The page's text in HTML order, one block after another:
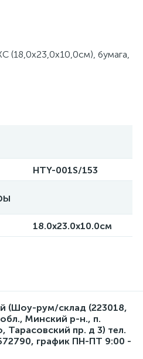
(18,0x23,0x10,0см), бумага,
HTY-001S/153
18.0x23.0x10.0см
(Шоу-рум/склад (223018,
Минский р-н., п.
Тарасовский пр. д 3) тел.
график ПН-ПТ 9:00 -